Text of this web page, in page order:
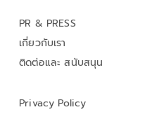
PR & PRESS
เกี่ยวกับเรา
ติดต่อและ สนับสนุน
Privacy Policy